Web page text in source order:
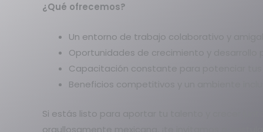
¿Qué ofrecemos?
Un entorno de trabajo colaborativo y
Oportunidades de crecimiento y desarrollo
Capacitación constante para potenciar tus
Beneficios competitivos y un ambiente
Si estás listo para aportar tu talento y crecer
orgullosamente mexicana, ¡te invitamos a